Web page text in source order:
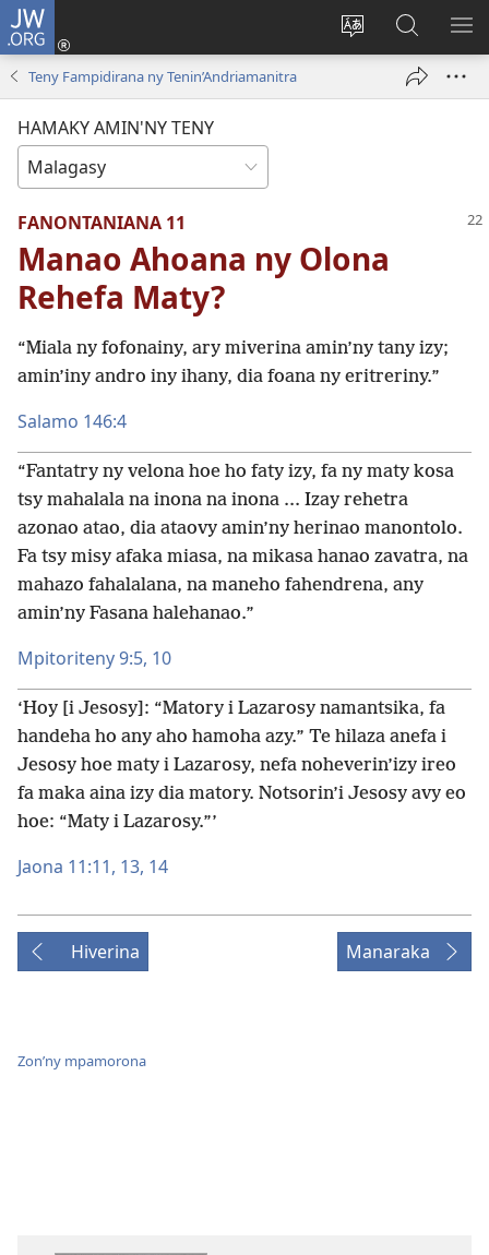
JW.ORG
Hiova
Hiditra
(manokatra
ato
Amin’ny
Teny Fampidirana ny Tenin’Andriamanitra
HAMAKY AMIN'NY TENY
FANONTANIANA 11
Manao Ahoana ny Olona
Rehefa Maty?
“Miala ny fofonainy, ary miverina amin’ny tany izy;
amin’iny andro iny ihany, dia foana ny eritreriny.”
Salamo 146:4
“Fantatry ny velona hoe ho faty izy, fa ny maty kosa
tsy mahalala na inona na inona ... Izay rehetra
azonao atao, dia ataovy amin’ny herinao manontolo.
Fa tsy misy afaka miasa, na mikasa hanao zavatra, na
mahazo fahalalana, na maneho fahendrena, any
amin’ny Fasana halehanao.”
Mpitoriteny 9:5, 10
‘Hoy [i Jesosy]: “Matory i Lazarosy namantsika, fa
handeha ho any aho hamoha azy.” Te hilaza anefa i
Jesosy hoe maty i Lazarosy, nefa noheverin’izy ireo
fa maka aina izy dia matory. Notsorin’i Jesosy avy eo
hoe: “Maty i Lazarosy.”’
Jaona 11:11, 13, 14
Hiverina Manaraka
Zon’ny mpamorona